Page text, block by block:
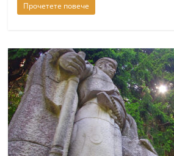
Прочетете повече